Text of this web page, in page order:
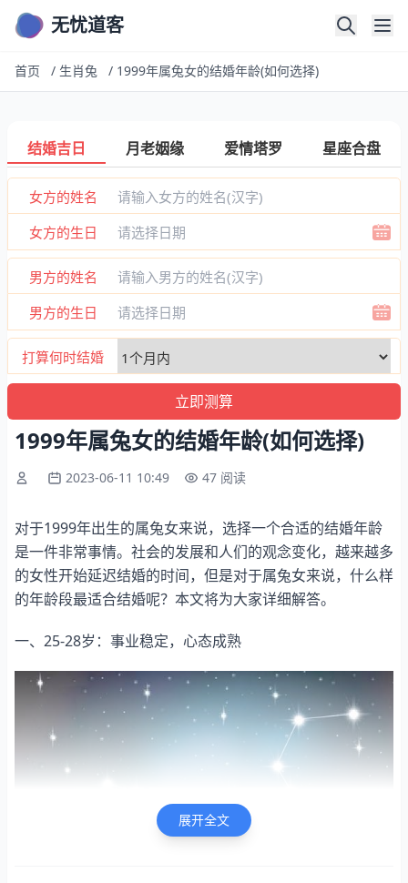
无忧道客
首页 / 生肖兔 / 1999年属兔女的结婚年龄(如何选择)
结婚吉日 月老姻缘 爱情塔罗 星座合盘
女方的姓名
女方的生日
男方的姓名
男方的生日
打算何时结婚
1999年属兔女的结婚年龄(如何选择)
2023-06-11 10:49 47 阅读
对于1999年出生的属兔女来说，选择一个合适的结婚年龄
是一件非常事情。社会的发展和人们的观念变化，越来越多
的女性开始延迟结婚的时间，但是对于属兔女来说，什么样
的年龄段最适合结婚呢？本文将为大家详细解答。
一、25-28岁：事业稳定，心态成熟
展开全文